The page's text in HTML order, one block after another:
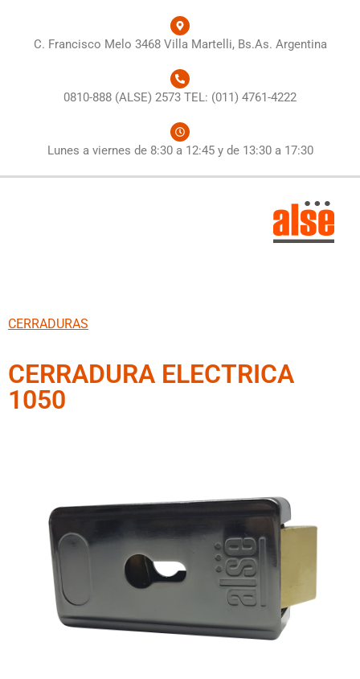
C. Francisco Melo 3468 Villa Martelli, Bs.As. Argentina
0810-888 (ALSE) 2573 TEL: (011) 4761-4222
Lunes a viernes de 8:30 a 12:45 y de 13:30 a 17:30
CERRADURAS
CERRADURA ELECTRICA
1050